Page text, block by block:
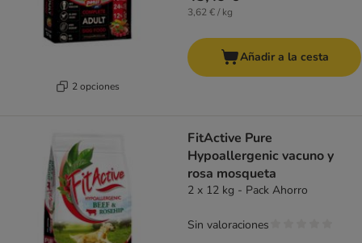
2 opciones
3,62 € / kg
Añadir a la cesta
FitActive Pure
Hypoallergenic vacuno y
rosa mosqueta
2 x 12 kg - Pack Ahorro
Sin valoraciones